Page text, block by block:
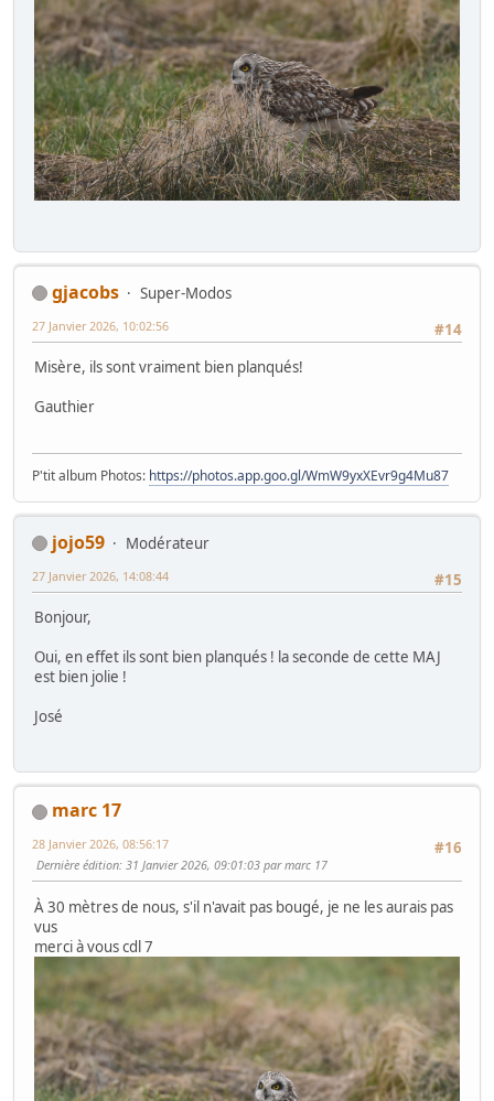
gjacobs
Super-Modos
#14
27 Janvier 2026, 10:02:56
Misère, ils sont vraiment bien planqués!
Gauthier
P'tit album Photos: https://photos.app.goo.gl/WmW9yxXEvr9g4Mu87
jojo59
Modérateur
#15
27 Janvier 2026, 14:08:44
Bonjour,
Oui, en effet ils sont bien planqués ! la seconde de cette MAJ
est bien jolie !
José
marc 17
#16
28 Janvier 2026, 08:56:17
Dernière édition: 31 Janvier 2026, 09:01:03 par marc 17
À 30 mètres de nous, s'il n'avait pas bougé, je ne les aurais pas
vus
merci à vous cdl 7